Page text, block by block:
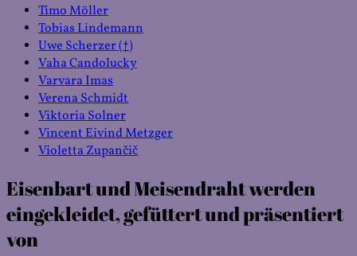
Timo Möller
Tobias Lindemann
Uwe Scherzer (†)
Vaha Candolucky
Varvara Imas
Verena Schmidt
Viktoria Solner
Vincent Eivind Metzger
Violetta Zupančič
Eisenbart und Meisendraht werden
eingekleidet, gefüttert und präsentiert
von